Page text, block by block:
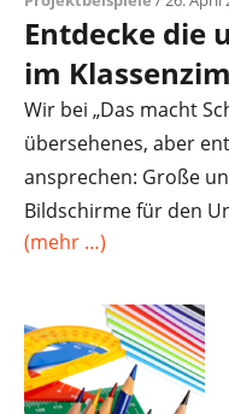
Entdecke die
im
Wir bei „Das macht
übersehenes, aber
ansprechen: Große
Bildschirme für den
(mehr …)